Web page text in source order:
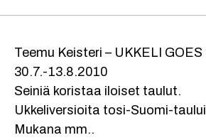
Teemu Keisteri – UKKELI
30.7.-13.8.2010
Seiniä koristaa iloiset taulut.
Ukkeliversioita tosi-Suomi-
Mukana mm..